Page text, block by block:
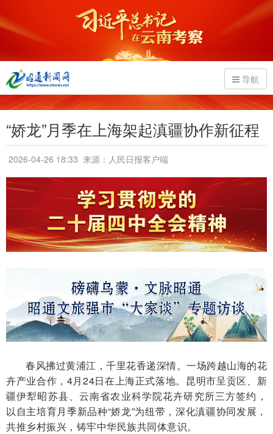
导航
“娇龙”月季在上海架起滇疆协作新征程
2026-04-26 18:33 来源：人民日报客户端
春风拂过黄浦江，千里花香递深情。一场跨越山海的花
卉产业合作，4月24日在上海正式落地。昆明市呈贡区、新
疆伊犁昭苏县、云南省农业科学院花卉研究所三方签约，
以自主培育月季新品种“娇龙”为纽带，深化滇疆协同发展，
共推乡村振兴，铸牢中华民族共同体意识。